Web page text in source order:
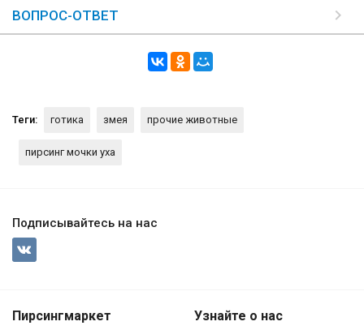
ВОПРОС-ОТВЕТ
Теги: готика змея прочие животные
пирсинг мочки уха
Подписывайтесь на нас
Пирсингмаркет Узнайте о нас